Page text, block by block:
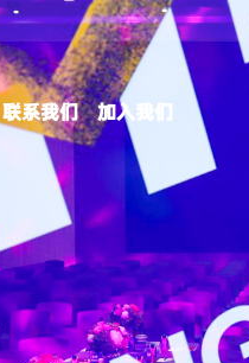
联系我们 加入我们